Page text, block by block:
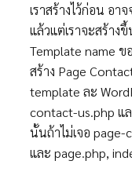
เราสร้างไว้ก่อน อา
แล้วแต่เราจะสร้าง
Template name ข
สร้าง Page
template ละ
contact-us.php แ
นั้นถ้าไม่เจอ
และ page.php,